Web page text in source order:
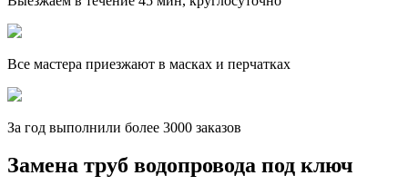
Все мастера приезжают в масках и перчатках
За год выполнили более 3000 заказов
Замена труб водопровода под ключ